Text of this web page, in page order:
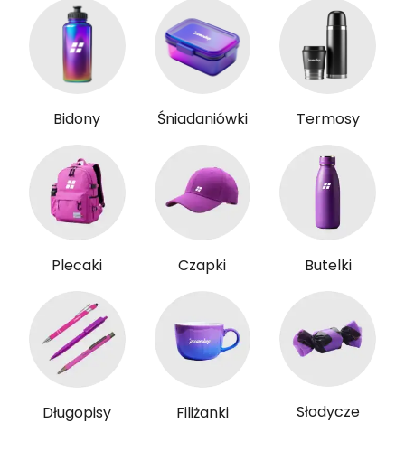
Bidony Śniadaniówki Termosy
Plecaki Czapki Butelki
Długopisy Filiżanki Słodycze